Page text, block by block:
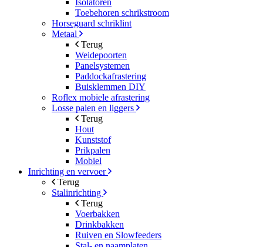
Isolatoren
Toebehoren schrikstroom
Horseguard schriklint
Metaal
Terug
Weidepoorten
Panelsystemen
Paddockafrastering
Buisklemmen DIY
Roflex mobiele afrastering
Losse palen en liggers
Terug
Hout
Kunststof
Prikpalen
Mobiel
Inrichting en vervoer
Terug
Stalinrichting
Terug
Voerbakken
Drinkbakken
Ruiven en Slowfeeders